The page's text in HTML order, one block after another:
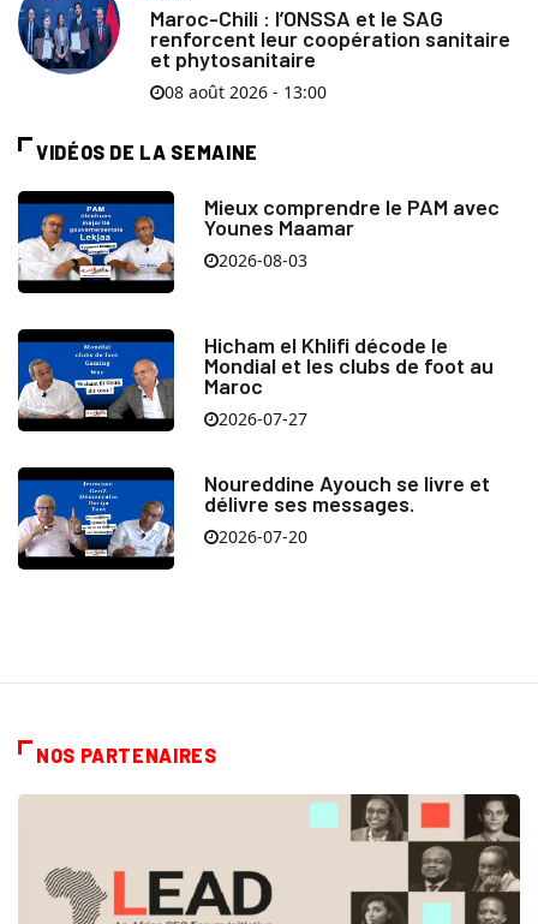
Maroc-Chili : l’ONSSA et le SAG
renforcent leur coopération sanitaire
et phytosanitaire
08 août 2026 - 13:00
VIDÉOS DE LA SEMAINE
Mieux comprendre le PAM avec
Younes Maamar
2026-08-03
Hicham el Khlifi décode le
Mondial et les clubs de foot au
Maroc
2026-07-27
Noureddine Ayouch se livre et
délivre ses messages.
2026-07-20
NOS PARTENAIRES